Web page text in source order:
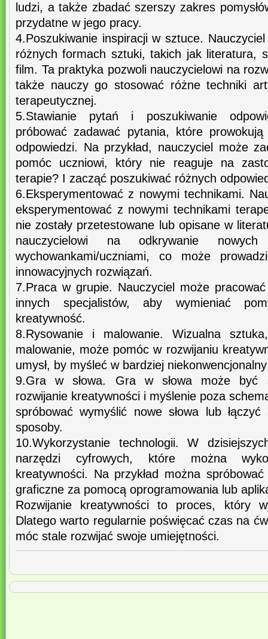
ludzi, a także zbadać szerszy zakres
przydatne w jego pracy.
4.Poszukiwanie inspiracji w sztuce.
różnych formach sztuki, takich jak literatura,
film. Ta praktyka pozwoli nauczycielowi na
także nauczy go stosować różne techniki
terapeutycznej.
5.Stawianie pytań i poszukiwanie
próbować zadawać pytania, które
odpowiedzi. Na przykład, nauczyciel może
pomóc uczniowi, który nie reaguje na
terapie? I zacząć poszukiwać różnych
6.Eksperymentować z nowymi technikami.
eksperymentować z nowymi technikami
nie zostały przetestowane lub opisane w
nauczycielowi na odkrywanie
wychowankami/uczniami, co może
innowacyjnych rozwiązań.
7.Praca w grupie. Nauczyciel może
innych specjalistów, aby wymieniać
kreatywność.
8.Rysowanie i malowanie. Wizualna
malowanie, może pomóc w rozwijaniu
umysł, by myśleć w bardziej
9.Gra w słowa. Gra w słowa może być
rozwijanie kreatywności i myślenie poza
spróbować wymyślić nowe słowa lub łączyć
sposoby.
10.Wykorzystanie technologii. W
narzędzi cyfrowych, które można
kreatywności. Na przykład można
graficzne za pomocą oprogramowania lub
Rozwijanie kreatywności to proces, który
Dlatego warto regularnie poświęcać czas na
móc stale rozwijać swoje umiejętności.